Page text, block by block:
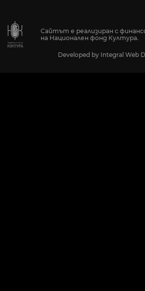
Сайтът е реализиран с
на Национален фонд Култура.
Developed by Integral Web